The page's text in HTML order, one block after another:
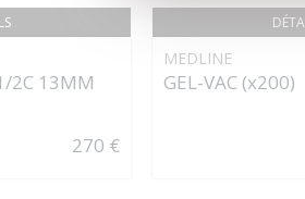
2C 13MM
270 €
MEDLINE
GEL-VAC (x200)